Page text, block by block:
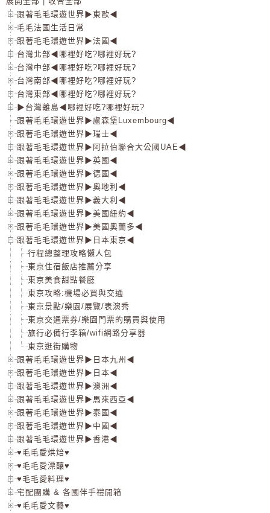
跟著毛毛環遊世界▶東歐◀
毛毛法國生活日常
跟著毛毛環遊世界▶法國◀
台灣北部◀哪裡好吃?哪裡好玩?
台灣中部◀哪裡好吃?哪裡好玩?
台灣南部◀哪裡好吃?哪裡好玩?
台灣東部◀哪裡好吃?哪裡好玩?
▶台灣離島◀哪裡好吃?哪裡好玩?
跟著毛毛環遊世界▶盧森堡Luxembourg◀
跟著毛毛環遊世界▶瑞士◀
跟著毛毛環遊世界▶阿拉伯聯合大公國UAE◀
跟著毛毛環遊世界▶英國◀
跟著毛毛環遊世界▶德國◀
跟著毛毛環遊世界▶奧地利◀
跟著毛毛環遊世界▶義大利◀
跟著毛毛環遊世界▶美國紐約◀
跟著毛毛環遊世界▶美國奧蘭多◀
跟著毛毛環遊世界▶日本東京◀
行程總整理攻略懶人包
東京住宿飯店推薦分享
東京美食甜點餐廳
東京攻略:機場必買與交通
東京景點/樂園/展覽/表演秀
東京交通票券/樂園門票的購買與使用
旅行必備行李箱/wifi網路分享器
東京逛街購物
跟著毛毛環遊世界▶日本九州◀
跟著毛毛環遊世界▶日本◀
跟著毛毛環遊世界▶澳洲◀
跟著毛毛環遊世界▶馬來西亞◀
跟著毛毛環遊世界▶泰國◀
跟著毛毛環遊世界▶中國◀
跟著毛毛環遊世界▶香港◀
♥毛毛愛烘焙♥
♥毛毛愛漂釀♥
♥毛毛愛料理♥
宅配團購 & 各國伴手禮開箱
♥毛毛愛文藝♥